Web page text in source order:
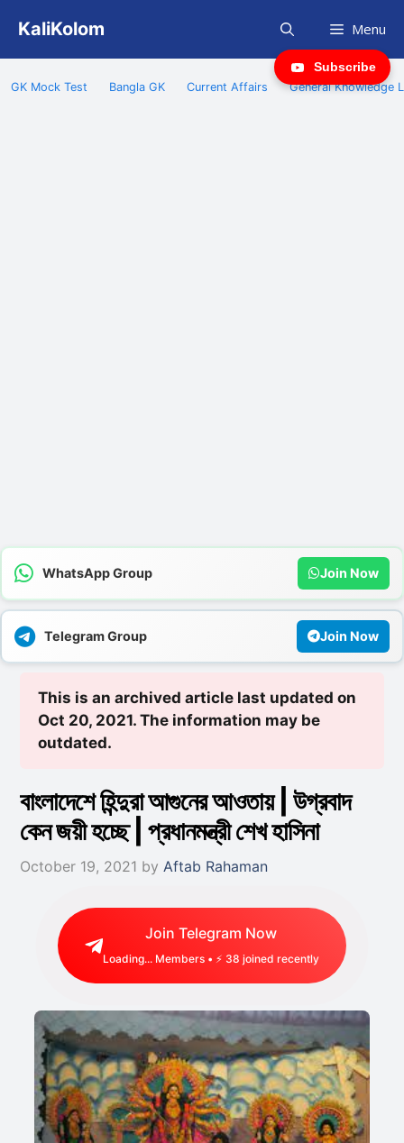
content
KaliKolom Menu
GK Mock Test Bangla GK Current Affairs General Knowledge
WhatsApp Group Join Now
Telegram Group Join Now
Subscribe
This is an archived article last updated on
Oct 20, 2021. The information may be
outdated.
বাংলাদেশে হিন্দুরা আগুনের আওতায় | উগ্রবাদ
কেন জয়ী হচ্ছে | প্রধানমন্ত্রী শেখ হাসিনা
October 19, 2021 by Aftab Rahaman
Join Telegram Now
Loading... Members • ⚡ 27 joined recently